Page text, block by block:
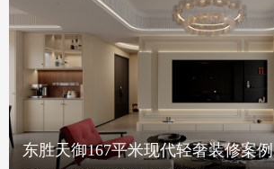
东胜天御167平米现代轻奢装修案例